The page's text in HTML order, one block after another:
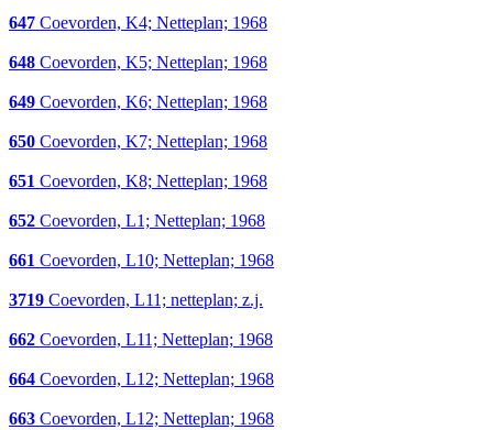
647 Coevorden, K4; Netteplan; 1968
648 Coevorden, K5; Netteplan; 1968
649 Coevorden, K6; Netteplan; 1968
650 Coevorden, K7; Netteplan; 1968
651 Coevorden, K8; Netteplan; 1968
652 Coevorden, L1; Netteplan; 1968
661 Coevorden, L10; Netteplan; 1968
3719 Coevorden, L11; netteplan; z.j.
662 Coevorden, L11; Netteplan; 1968
664 Coevorden, L12; Netteplan; 1968
663 Coevorden, L12; Netteplan; 1968